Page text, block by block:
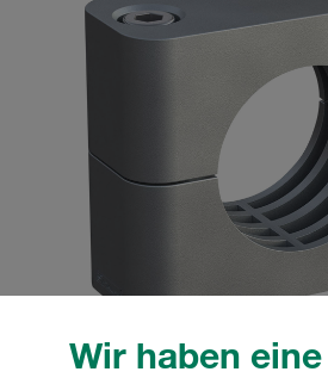
Wir haben eine